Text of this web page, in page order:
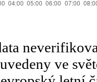
ve